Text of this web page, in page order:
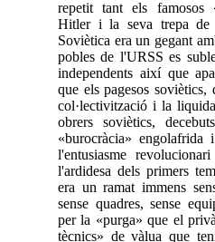
repetit tant els famosos
Hitler i la seva trepa de
Soviètica era un gegant
pobles de l'URSS es
independents així que
que els pagesos soviètics,
col·lectivització i la
obrers soviètics,
«burocràcia»
l'entusiasme
l'ardidesa dels primers
era un ramat immens
sense quadres, sense
per la «purga» que el
tècnics» de vàlua que